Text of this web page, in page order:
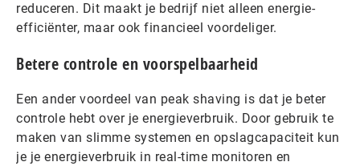
reduceren. Dit maakt je bedrijf niet alleen energie-
efficiënter, maar ook financieel voordeliger.
Betere controle en voorspelbaarheid
Een ander voordeel van peak shaving is dat je beter
controle hebt over je energieverbruik. Door gebruik te
maken van slimme systemen en opslagcapaciteit kun
je je energieverbruik in real-time monitoren en